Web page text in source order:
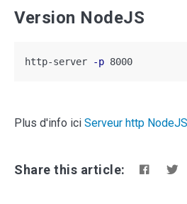
Version NodeJS
http-server -p 8000
Plus d'info ici Serveur http NodeJS
Share this article: